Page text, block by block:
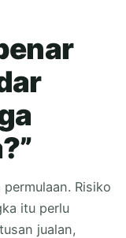
Risiko
itu perlu
jualan,